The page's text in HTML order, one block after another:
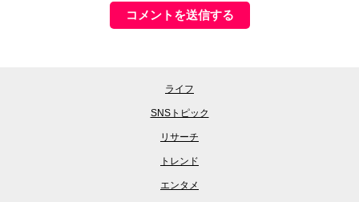
ライフ
SNSトピック
リサーチ
トレンド
エンタメ